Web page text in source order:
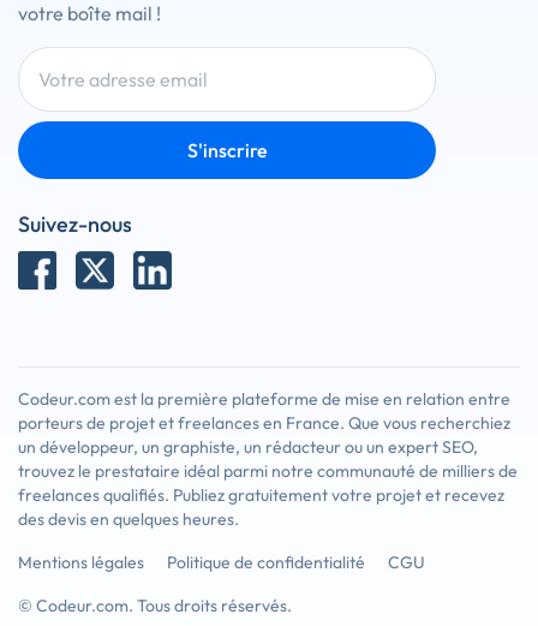
votre boîte mail !
S'inscrire
Suivez-nous
Codeur.com est la première plateforme de mise en relation entre
porteurs de projet et freelances en France. Que vous recherchiez
un développeur, un graphiste, un rédacteur ou un expert SEO,
trouvez le prestataire idéal parmi notre communauté de milliers de
freelances qualifiés. Publiez gratuitement votre projet et recevez
des devis en quelques heures.
Mentions légales
Politique de confidentialité
CGU
© Codeur.com. Tous droits réservés.